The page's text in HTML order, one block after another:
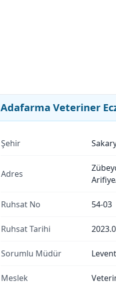
Adafarma Veteriner
Şehir
Adres
Ruhsat No 54-03
Ruhsat Tarihi
Sorumlu Müdür
Meslek